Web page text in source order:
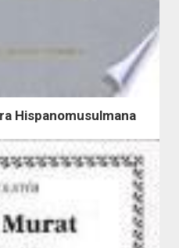
Hispanomusulmana